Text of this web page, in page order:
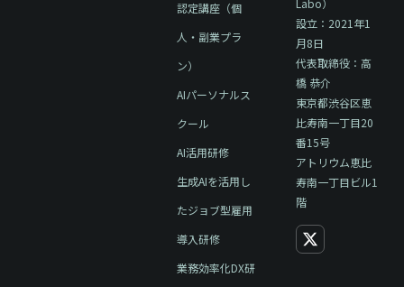
認定講座（個
人・副業プラ
ン）
AIパーソナルス
クール
AI活用研修
生成AIを活用し
たジョブ型雇用
導入研修
業務効率化DX研
設立：2021年1
月8日
代表取締役：高
橋 恭介
東京都渋谷区恵
比寿南一丁目20
番15号
アトリウム恵比
寿南一丁目ビル1
階